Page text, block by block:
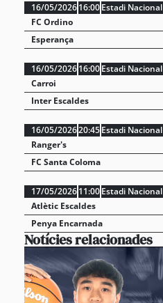
16/05/202616:00Estadi Nacional
FC Ordino
Esperança
16/05/202616:00Estadi Nacional
Carroi
Inter Escaldes
16/05/202620:45Estadi Nacional
Ranger's
FC Santa Coloma
17/05/202611:00Estadi Nacional
Atlètic Escaldes
Penya Encarnada
Notícies relacionades